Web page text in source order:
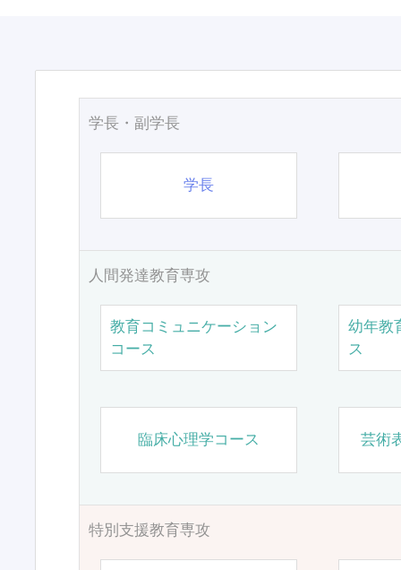
学長・副学長
学長
人間発達教育専攻
教育コミュニケーション
コース
幼年教
ス
臨床心理学コース 芸術
特別支援教育専攻